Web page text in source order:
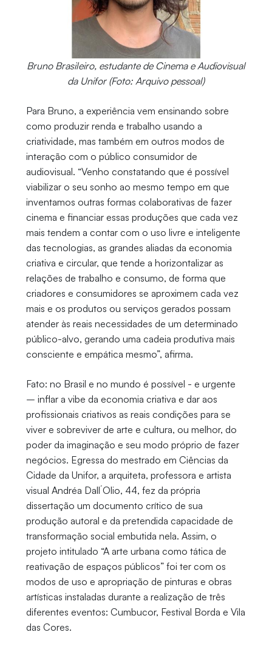
Bruno Brasileiro, estudante de Cinema e Audiovisual
da Unifor (Foto: Arquivo pessoal)
Para Bruno, a experiência vem ensinando sobre
como produzir renda e trabalho usando a
criatividade, mas também em outros modos de
interação com o público consumidor de
audiovisual. “Venho constatando que é possível
viabilizar o seu sonho ao mesmo tempo em que
inventamos outras formas colaborativas de fazer
cinema e financiar essas produções que cada vez
mais tendem a contar com o uso livre e inteligente
das tecnologias, as grandes aliadas da economia
criativa e circular, que tende a horizontalizar as
relações de trabalho e consumo, de forma que
criadores e consumidores se aproximem cada vez
mais e os produtos ou serviços gerados possam
atender às reais necessidades de um determinado
público-alvo, gerando uma cadeia produtiva mais
consciente e empática mesmo”, afirma.
Fato: no Brasil e no mundo é possível - e urgente
– inflar a vibe da economia criativa e dar aos
profissionais criativos as reais condições para se
viver e sobreviver de arte e cultura, ou melhor, do
poder da imaginação e seu modo próprio de fazer
negócios. Egressa do mestrado em Ciências da
Cidade da Unifor, a arquiteta, professora e artista
visual Andréa Dall´Olio, 44, fez da própria
dissertação um documento crítico de sua
produção autoral e da pretendida capacidade de
transformação social embutida nela. Assim, o
projeto intitulado “A arte urbana como tática de
reativação de espaços públicos” foi ter com os
modos de uso e apropriação de pinturas e obras
artísticas instaladas durante a realização de três
diferentes eventos: Cumbucor, Festival Borda e Vila
das Cores.